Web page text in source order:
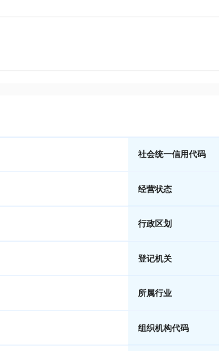
社会统一信用代码
经营状态
行政区划
登记机关
所属行业
组织机构代码